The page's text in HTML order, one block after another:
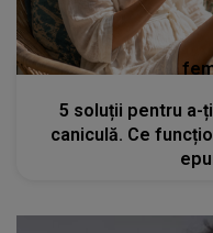
5 soluții pentru a-
caniculă. Ce